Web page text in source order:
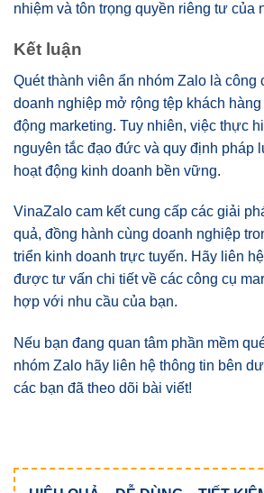
nhiệm và tôn trọng quyền riêng tư của
Kết luận
Quét thành viên ẩn nhóm Zalo là công
doanh nghiệp mở rộng tệp khách
động marketing. Tuy nhiên, việc thực
nguyên tắc đạo đức và quy định pháp
hoạt động kinh doanh bền vững.
VinaZalo cam kết cung cấp các giải
quả, đồng hành cùng doanh nghiệp
triển kinh doanh trực tuyến. Hãy liên
được tư vấn chi tiết về các công cụ
hợp với nhu cầu của bạn.
Nếu bạn đang quan tâm phần mềm
nhóm Zalo hãy liên hệ thông tin bên
các bạn đã theo dõi bài viết!